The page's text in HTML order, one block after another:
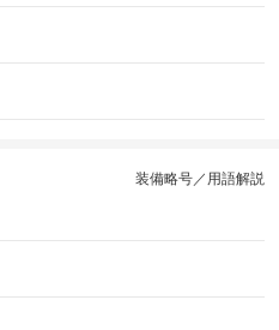
装備略号／用語解説